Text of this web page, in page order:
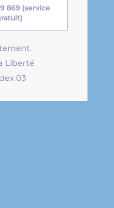
869 (service
Liberté
03